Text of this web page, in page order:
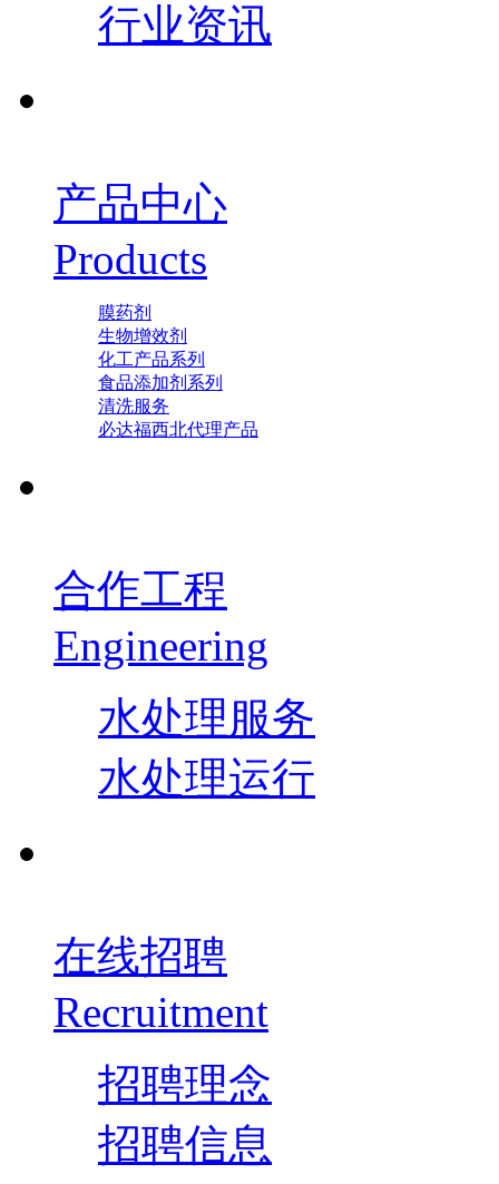
行业资讯
产品中心
Products
膜药剂
生物增效剂
化工产品系列
食品添加剂系列
清洗服务
必达福西北代理产品
合作工程
Engineering
水处理服务
水处理运行
在线招聘
Recruitment
招聘理念
招聘信息